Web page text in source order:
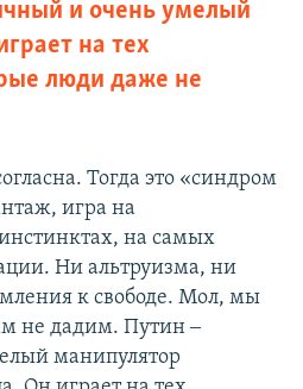
и очень умелый
на тех
люди даже не
Тогда это «синдром
игра на
на самых
Ни альтруизма, ни
к свободе. Мол, мы
не дадим. Путин ‒
манипулятор